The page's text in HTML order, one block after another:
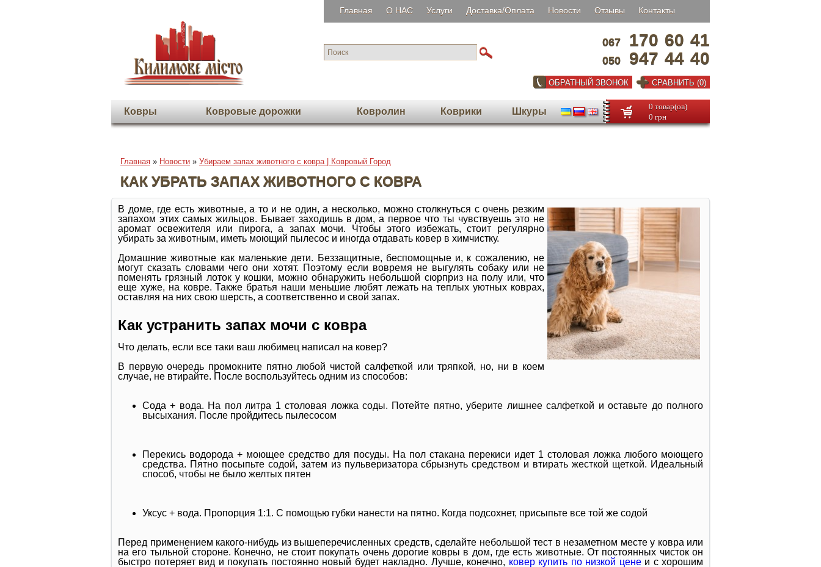
Главная О НАС Услуги Доставка/Оплата Новости Отзывы Контакты
067 170 60 41
050 947 44 40
ОБРАТНЫЙ ЗВОНОК СРАВНИТЬ (0)
Ковры Ковровые дорожки Ковролин Коврики Шкуры
0 товар(ов)
0 грн
Главная » Новости » Убираем запах животного с ковра | Ковровый Город
КАК УБРАТЬ ЗАПАХ ЖИВОТНОГО С КОВРА
В доме, где есть животные, а то и не один, а несколько, можно столкнуться с очень резким
запахом этих самых жильцов. Бывает заходишь в дом, а первое что ты чувствуешь это не
аромат освежителя или пирога, а запах мочи. Чтобы этого избежать, стоит регулярно
убирать за животным, иметь моющий пылесос и иногда отдавать ковер в химчистку.
Домашние животные как маленькие дети. Беззащитные, беспомощные и, к сожалению, не
могут сказать словами чего они хотят. Поэтому если вовремя не выгулять собаку или не
поменять грязный лоток у кошки, можно обнаружить небольшой сюрприз на полу или, что
еще хуже, на ковре. Также братья наши меньшие любят лежать на теплых уютных коврах,
оставляя на них свою шерсть, а соответственно и свой запах.
Как устранить запах мочи с ковра
Что делать, если все таки ваш любимец написал на ковер?
В первую очередь промокните пятно любой чистой салфеткой или тряпкой, но, ни в коем
случае, не втирайте. После воспользуйтесь одним из способов:
Сода + вода. На пол литра 1 столовая ложка соды. Потейте пятно, уберите лишнее салфеткой и оставьте до полного
высыхания. После пройдитесь пылесосом
Перекись водорода + моющее средство для посуды. На пол стакана перекиси идет 1 столовая ложка любого моющего
средства. Пятно посыпьте содой, затем из пульверизатора сбрызнуть средством и втирать жесткой щеткой. Идеальный
способ, чтобы не было желтых пятен
Уксус + вода. Пропорция 1:1. С помощью губки нанести на пятно. Когда подсохнет, присыпьте все той же содой
Перед применением какого-нибудь из вышеперечисленных средств, сделайте небольшой тест в незаметном месте у ковра или
на его тыльной стороне. Конечно, не стоит покупать очень дорогие ковры в дом, где есть животные. От постоянных чисток он
быстро потеряет вид и покупать постоянно новый будет накладно. Лучше, конечно, ковер купить по низкой ценеи с хорошим